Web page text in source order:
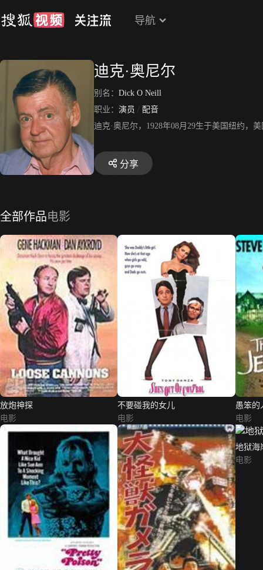
导航
迪克·奥尼尔
别名： Dick O Neill
职业： 演员 / 配音
迪克·奥尼尔，1928年08月29生于美国纽约，
分享
全部作品电影
放炮神探
电影
不要碰我的女儿
电影
愚笨的
电影
地狱海
电影